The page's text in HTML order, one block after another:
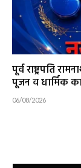
पूर्व राष्ट्रपति
पूजन व धार्मिक
06/08/2026